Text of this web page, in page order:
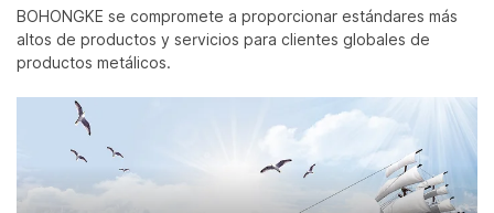
BOHONGKE se compromete a proporcionar estándares más
altos de productos y servicios para clientes globales de
productos metálicos.